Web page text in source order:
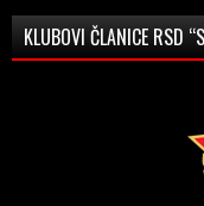
KLUBOVI ČLANICE RSD